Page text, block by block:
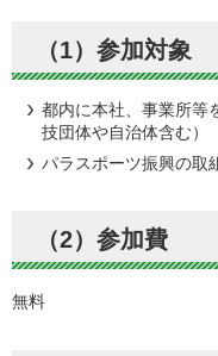
（1）参加対象
都内に本社、事業所等
技団体や自治体含む）
パラスポーツ振興の取
（2）参加費
無料